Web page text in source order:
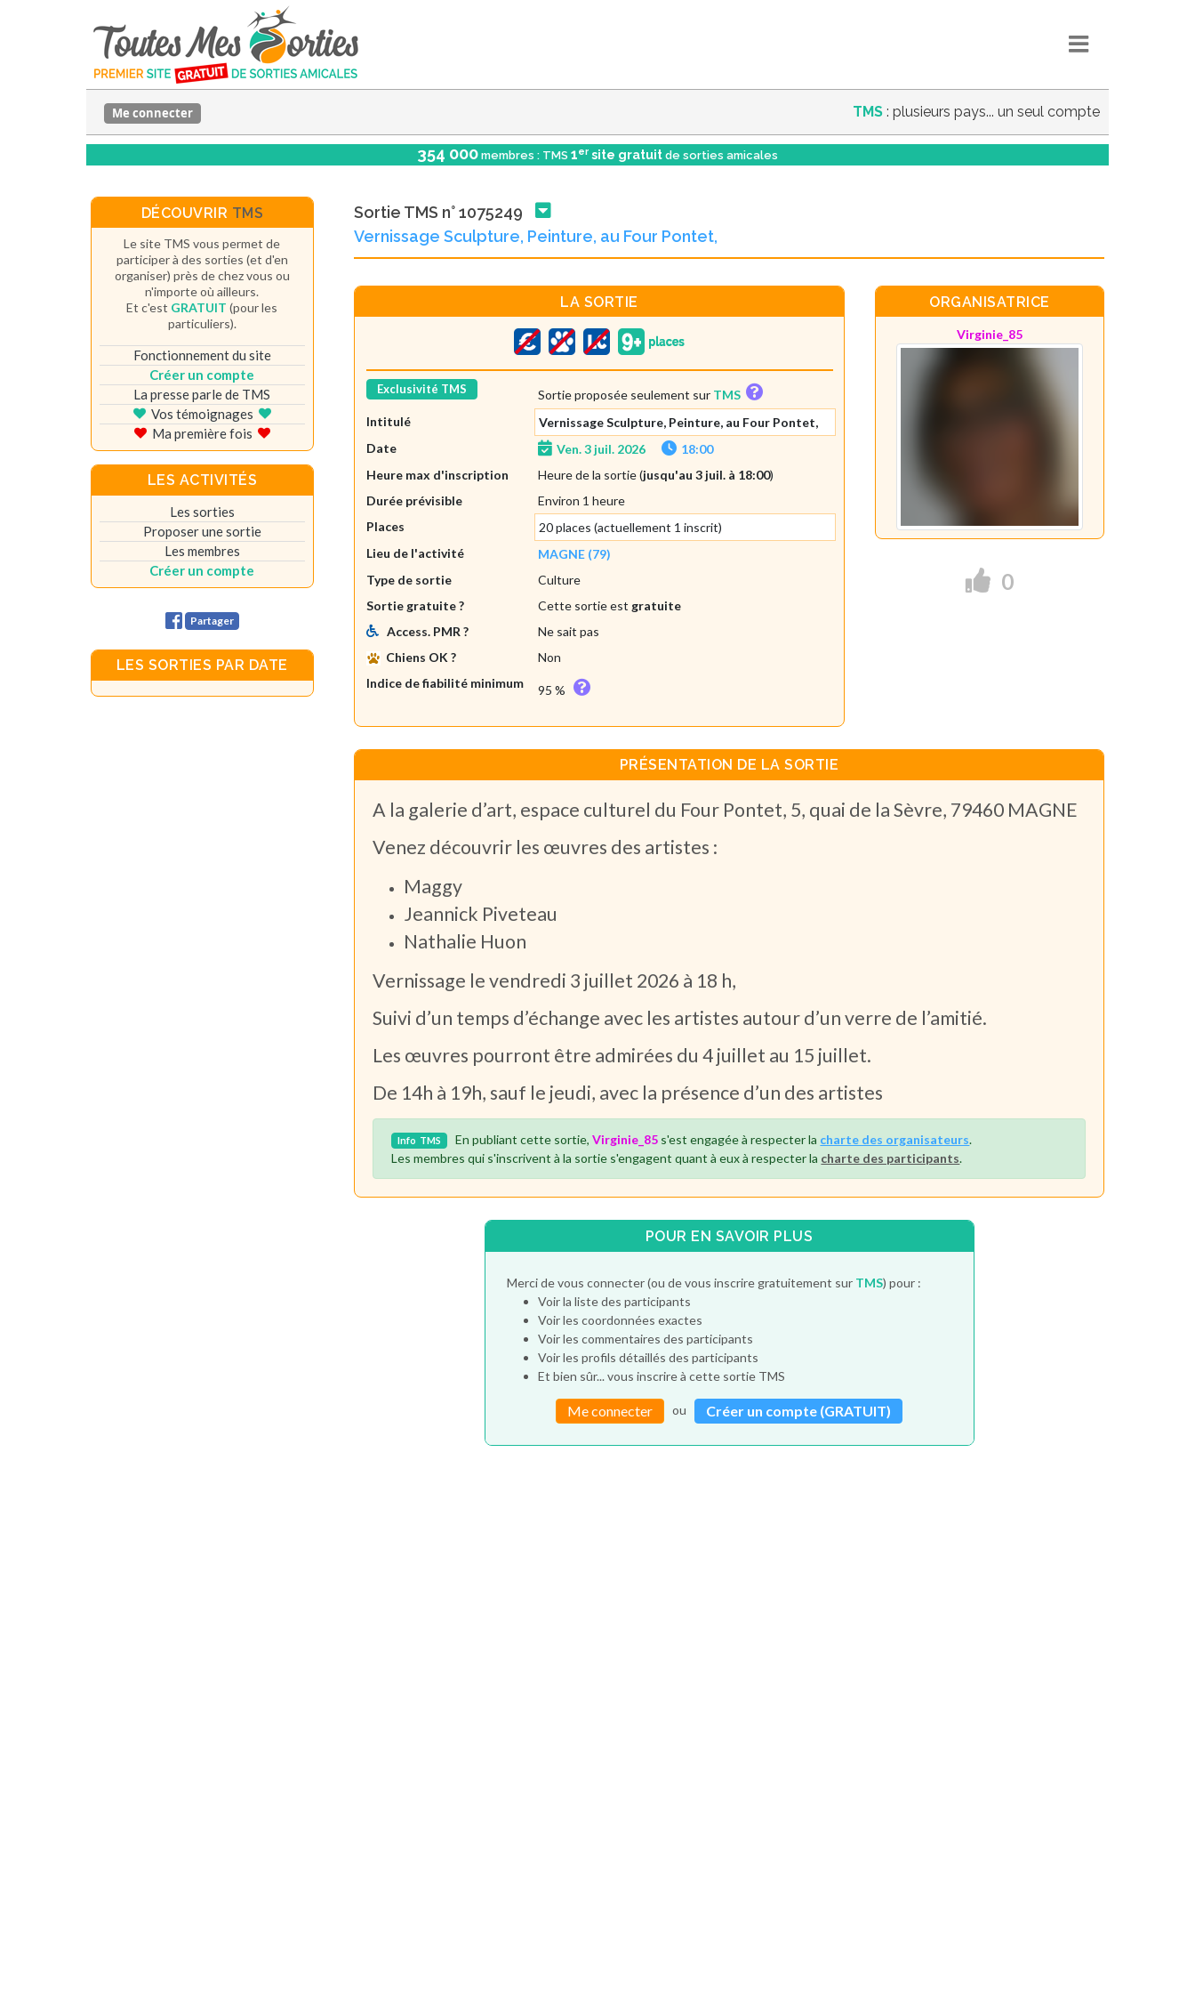
TMS : plusieurs pays... un seul compte
Me connecter
354 000 membres : TMS 1er site gratuit de sorties amicales
Sortie TMS n° 1075249
Vernissage Sculpture, Peinture, au Four Pontet,
LA SORTIE
Exclusivité TMS Sortie proposée seulement sur TMS
Intitulé
Vernissage Sculpture, Peinture, au Four Pontet,
Date
Ven. 3 juil. 2026
18:00
Heure max d'inscription
Heure de la sortie (jusqu'au 3 juil. à 18:00)
Durée prévisible
Environ 1 heure
Places
20 places (actuellement 1 inscrit)
Lieu de l'activité
MAGNE (79)
Type de sortie
Culture
Sortie gratuite ?
Cette sortie est gratuite
Access. PMR ?
Ne sait pas
Chiens OK ?
Non
Indice de fiabilité minimum
95 %
ORGANISATRICE
Virginie_85
0
PRÉSENTATION DE LA SORTIE
A la galerie d’art, espace culturel du Four Pontet, 5, quai de la Sèvre, 79460 MAGNE
Venez découvrir les œuvres des artistes :
Maggy
Jeannick Piveteau
Nathalie Huon
Vernissage le vendredi 3 juillet 2026 à 18 h,
Suivi d’un temps d’échange avec les artistes autour d’un verre de l’amitié.
Les œuvres pourront être admirées du 4 juillet au 15 juillet.
De 14h à 19h, sauf le jeudi, avec la présence d’un des artistes
Info TMS En publiant cette sortie,Virginie_85 s'est engagée à respecter la charte des organisateurs.
Les membres qui s'inscrivent à la sortie s'engagent quant à eux à respecter la charte des participants.
POUR EN SAVOIR PLUS
Merci de vous connecter (ou de vous inscrire gratuitement sur TMS) pour :
Voir la liste des participants
Voir les coordonnées exactes
Voir les commentaires des participants
Voir les profils détaillés des participants
Et bien sûr... vous inscrire à cette sortie TMS
Me connecter ou Créer un compte (GRATUIT)
DÉCOUVRIR TMS
Le site TMS vous permet de
participer à des sorties (et d'en
organiser) près de chez vous ou
n'importe où ailleurs.
Et c'est GRATUIT (pour les
particuliers).
Fonctionnement du site
Créer un compte
La presse parle de TMS
Vos témoignages
Ma première fois
LES ACTIVITÉS
Les sorties
Proposer une sortie
Les membres
Créer un compte
Partager
LES SORTIES PAR DATE